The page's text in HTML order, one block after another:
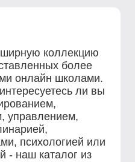
коллекцию
более
онлайн школами.
ли вы
управлением,
психологией или
- наш каталог из